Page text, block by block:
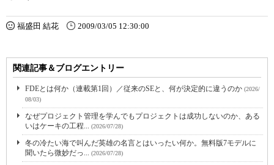
福盛田 結花 2009/03/05 12:30:00
関連記事＆ブログエントリー
FDEとは何か（連載第1回）／従来のSEと、何が決定的に違うのか (2026/
08/03)
なぜプロジェクト管理を学んでもプロジェクトは成功しないのか、ある
いはケーキの工程... (2026/07/28)
冬の冷たい海で叫んだ英雄の名言とはいったい何か。無料版7モデルに
聞いたら微妙だっ... (2026/07/28)